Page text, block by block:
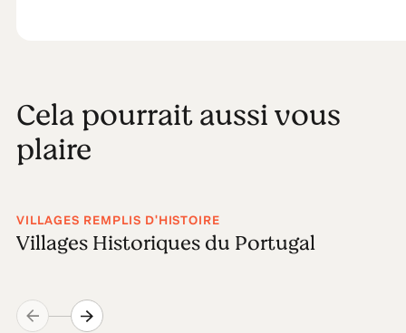
Cela pourrait aussi vous
plaire
VILLAGES REMPLIS D'HISTOIRE
Villages Historiques du Portugal